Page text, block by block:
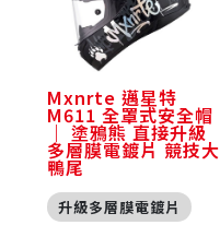
Mxnrte 邁星特
M611 全罩式安全帽
｜ 塗鴉熊 直接升級
多層膜電鍍片 競技大
鴨尾
升級多層膜電鍍片